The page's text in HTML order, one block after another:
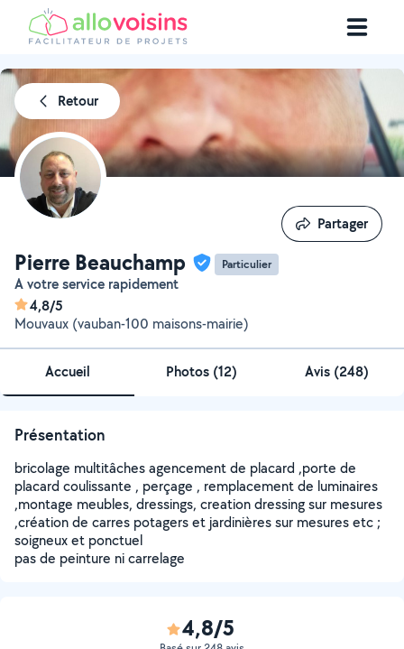
Retour
Pierre Beauchamp Particulier
A votre service rapidement
4,8/5
Mouvaux (vauban-100 maisons-mairie)
Partager
Partager
Accueil Photos (12) Avis (248)
Présentation
bricolage multitâches agencement de placard ,porte de
placard coulissante , perçage , remplacement de luminaires
,montage meubles, dressings, creation dressing sur mesures
,création de carres potagers et jardinières sur mesures etc ;
soigneux et ponctuel
pas de peinture ni carrelage
4,8/5